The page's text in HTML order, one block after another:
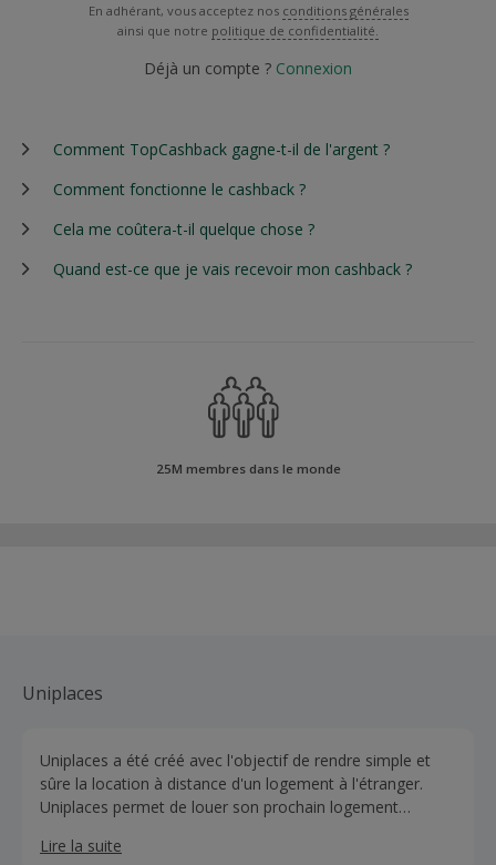
En adhérant, vous acceptez nos conditions générales
ainsi que notre politique de confidentialité.
Déjà un compte ? Connexion
Comment TopCashback gagne-t-il de l'argent ?
Comment fonctionne le cashback ?
Cela me coûtera-t-il quelque chose ?
Quand est-ce que je vais recevoir mon cashback ?
25M membres dans le monde
Uniplaces
Uniplaces a été créé avec l'objectif de rendre simple et
sûre la location à distance d'un logement à l'étranger.
Uniplaces permet de louer son prochain logement
ainsi une totale tranquillité d'esprit. Uniplaces croit que les
Lire la suite